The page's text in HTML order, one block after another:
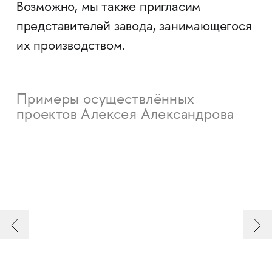
Возможно, мы также пригласим
представителей завода, занимающегося
их производством.
Примеры осуществлённых
проектов Алексея Александрова